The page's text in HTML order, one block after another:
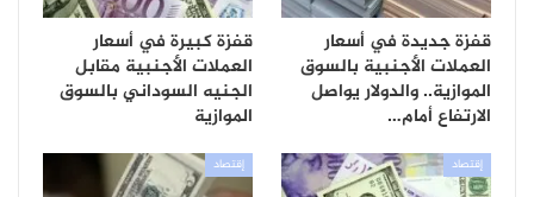
قفزة جديدة في أسعار
العملات الأجنبية بالسوق
الموازية.. والدولار يواصل
الارتفاع أمام…
قفزة كبيرة في أسعار
العملات الأجنبية مقابل
الجنيه السوداني بالسوق
الموازية
إقتصاد إقتصاد